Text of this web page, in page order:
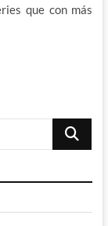
que con más
Buscar